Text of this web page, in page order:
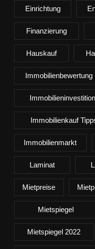
Einrichtung
Finanzierung
Hauskauf
Immobilienbewertung
Immobilienkauf
Immobilienmarkt
Laminat
Mietpreise
Mietspiegel
Mietspiegel 2022